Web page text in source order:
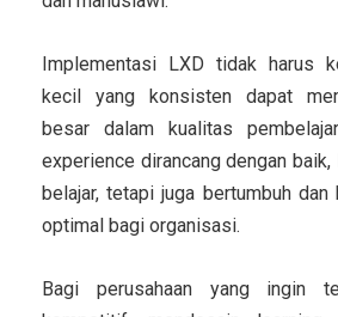
Implementasi LXD tidak harus
kecil yang konsisten dapat
besar dalam kualitas
experience dirancang dengan baik,
belajar, tetapi juga bertumbuh
optimal bagi organisasi.
Bagi perusahaan yang ingin